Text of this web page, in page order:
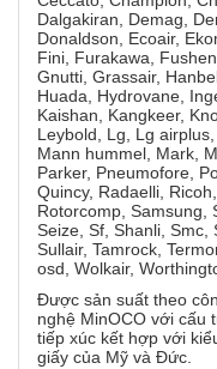
Dalgakiran, Demag,
Donaldson, Ecoair,
Fini, Furakawa,
Gnutti, Grassair,
Huada, Hydrovane,
Kaishan, Kangkeer,
Leybold, Lg, Lg
Mann hummel, Mark,
Parker, Pneumofore,
Quincy, Radaelli,
Rotorcomp, Samsung,
Seize, Sf, Shanli, Smc,
Sullair, Tamrock,
osd, Wolkair,
Được sản suất theo
nghệ MinOCO với cấu
tiếp xúc kết hợp với
giấy của Mỹ và Đức.